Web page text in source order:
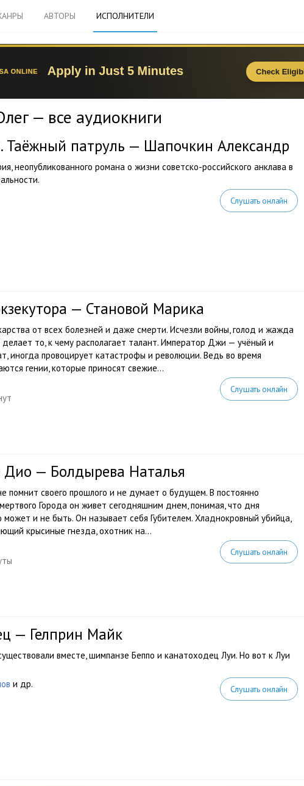
АВТОРЫ ИСПОЛНИТЕЛИ
— все аудиокниги
Таёжный патруль — Шапочкин Александр
неопубликованного романа о жизни советско-российского анклава в
Слушать онлайн
— Становой Марика
от всех болезней и даже смерти. Исчезли войны, голод и жажда
то, к чему располагает талант. Император Джи — учёный и
иногда провоцирует катастрофы и революции. Ведь во время
гении, которые приносят свежие...
Слушать онлайн
Дио — Болдырева Наталья
помнит своего прошлого и не думает о будущем. В постоянно
Города он живет сегодняшним днем, понимая, что дня
может и не быть. Он называет себя Губителем. Хладнокровный убийца,
крысиные гнезда, охотник на...
Слушать онлайн
— Гелприн Майк
вместе, шимпанзе Беппо и канатоходец Луи. Но вот к Луи
и др.
Слушать онлайн